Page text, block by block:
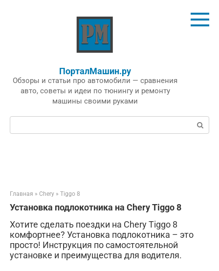
ПорталМашин.ру
Обзоры и статьи про автомобили — сравнения
авто, советы и идеи по тюнингу и ремонту
машины своими руками
Поиск:
Главная » Chery » Tiggo 8
Установка подлокотника на Chery Tiggo 8
Хотите сделать поездки на Chery Tiggo 8
комфортнее? Установка подлокотника – это
просто! Инструкция по самостоятельной
установке и преимущества для водителя.